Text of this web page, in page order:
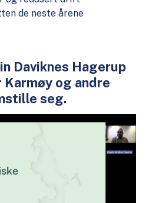
de neste årene
Daviknes Hagerup
og andre
seg.